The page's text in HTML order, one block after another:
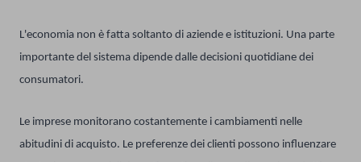
L'economia non è fatta soltanto di aziende e istituzioni. Una parte
importante del sistema dipende dalle decisioni quotidiane dei
consumatori.
Le imprese monitorano costantemente i cambiamenti nelle
abitudini di acquisto. Le preferenze dei clienti possono influenzare